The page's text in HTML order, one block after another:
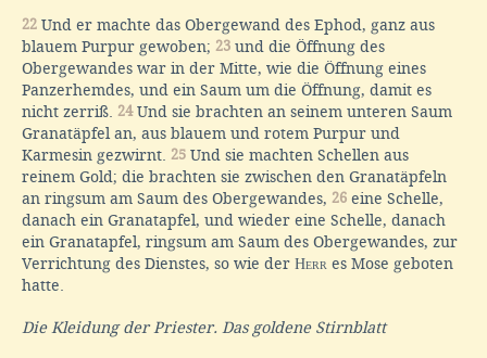
22 Und er machte das Obergewand des Ephod, ganz aus
blauem Purpur gewoben; 23 und die Öffnung des
Obergewandes war in der Mitte, wie die Öffnung eines
Panzerhemdes, und ein Saum um die Öffnung, damit es
nicht zerriß. 24Und sie brachten an seinem unteren Saum
Granatäpfel an, aus blauem und rotem Purpur und
Karmesin gezwirnt. 25 Und sie machten Schellen aus
reinem Gold; die brachten sie zwischen den Granatäpfeln
an ringsum am Saum des Obergewandes, 26 eine Schelle,
danach ein Granatapfel, und wieder eine Schelle, danach
ein Granatapfel, ringsum am Saum des Obergewandes, zur
Verrichtung des Dienstes, so wie der Herr es Mose geboten
hatte.
Die Kleidung der Priester. Das goldene Stirnblatt